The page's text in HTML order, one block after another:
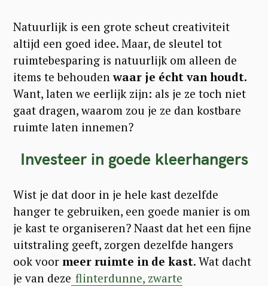
Natuurlijk is een grote scheut creativiteit
altijd een goed idee. Maar, de sleutel tot
ruimtebesparing is natuurlijk om alleen de
items te behoudenwaar je écht van houdt.
Want, laten we eerlijk zijn: als je ze toch niet
gaat dragen, waarom zou je ze dan kostbare
ruimte laten innemen?
Investeer in goede kleerhangers
Wist je dat door in je hele kast dezelfde
hanger te gebruiken, een goede manier is om
je kast te organiseren? Naast dat het een fijne
uitstraling geeft, zorgen dezelfde hangers
ook voor meer ruimte in de kast. Wat dacht
je van deze flinterdunne, zwarte